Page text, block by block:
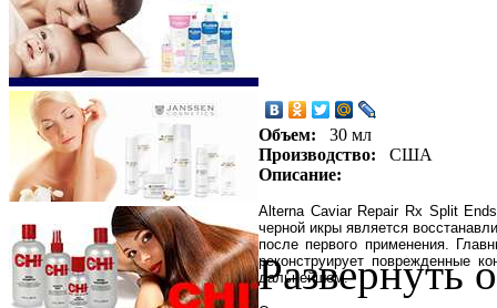
Объем:
30 мл
Производство:
США
Описание:
Alterna Caviar Repair Rx Split
черной икры является
после первого применения.
реконструирует поврежденные
дальнейшем.
Развернуть